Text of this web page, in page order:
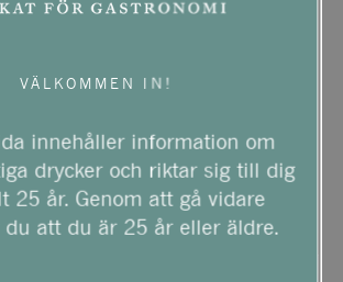
VÄLKOMMEN IN!
innehåller information om
drycker och riktar sig till dig
25 år. Genom att gå vidare
du att du är 25 år eller äldre.